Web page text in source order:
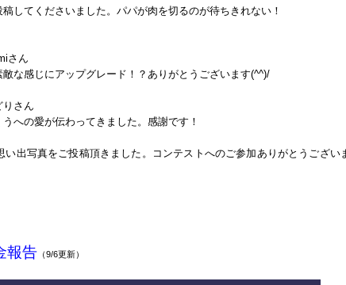
してくださいました。パパが肉を切るのが待ちきれない！
さん
な感じにアップグレード！？ありがとうございます(^^)/
さん
への愛が伝わってきました。感謝です！
出写真をご投稿頂きました。コンテストへのご参加ありがとうござい
報告 （9/6更新）